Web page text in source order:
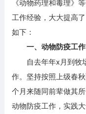
工作经验，大大提高
如下：
一、动物防疫工作
自去年年x月到牧
作。坚持按照上级春
个月来随同前辈做其
动物防疫工作，实践